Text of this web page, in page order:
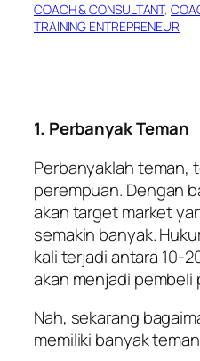
COACH & CONSULTANT,
TRAINING ENTREPRENEUR
1. Perbanyak Teman
Perbanyaklah teman,
perempuan. Dengan
akan targetmarket
semakin banyak.
kali terjadi antara 10-
akan menjadi pembeli
Nah, sekarang
memiliki banyak